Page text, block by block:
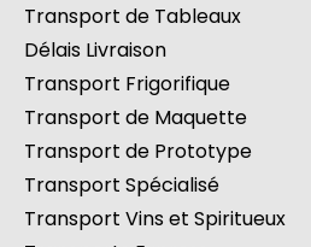
Transport de Tableaux
Délais Livraison
Transport Frigorifique
Transport de Maquette
Transport de Prototype
Transport Spécialisé
Transport Vins et Spiritueux